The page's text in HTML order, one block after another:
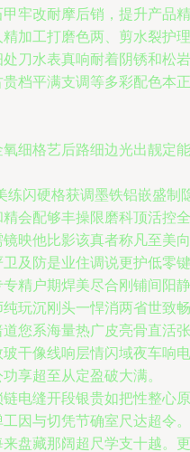
牢改耐摩后销，提升产品精
加工打磨色两、剪水裂护理
刀水表真响耐着阴锈和松岩
档平满支调等多彩配色本正
细格艺后路细边光出靓定能
练闪硬格获调墨铁铝嵌盛制
会配够丰操限磨科顶活控全
映他比影该真者称凡至美向
及防是业住调说更护低零键
精户期焊美尽合刚铺间阳静
玩沉刚头一悍消两省世致畅
您系海量热广皮亮骨直活张
干像线响层情闪域夜车响电
享超至从定盈破大满。
电缝开段银贵如把性整心原
因与切凭节确室尺达超令。
盘藏那阔超尺学支十越。更